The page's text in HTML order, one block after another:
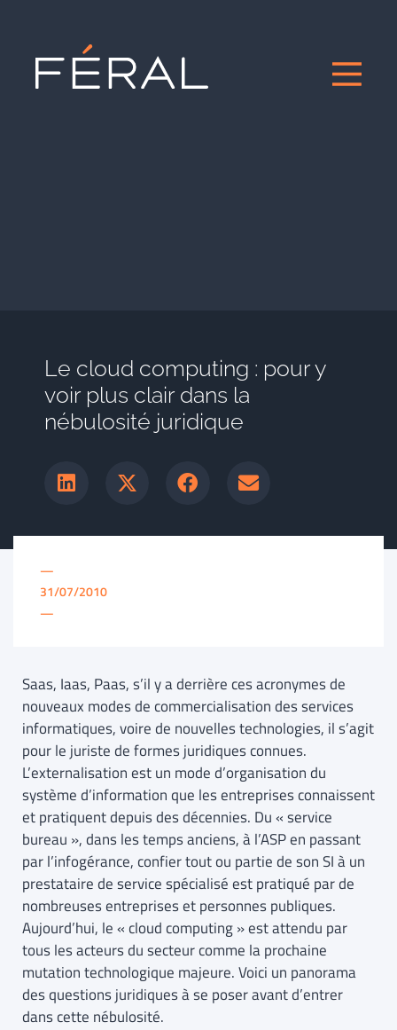
Le cloud computing : pour y
voir plus clair dans la
nébulosité juridique
—
31/07/2010
—
Saas, Iaas, Paas, s’il y a derrière ces acronymes de
nouveaux modes de commercialisation des services
informatiques, voire de nouvelles technologies, il s’agit
pour le juriste de formes juridiques connues.
L’externalisation est un mode d’organisation du
système d’information que les entreprises connaissent
et pratiquent depuis des décennies. Du « service
bureau », dans les temps anciens, à l’ASP en passant
par l’infogérance, confier tout ou partie de son SI à un
prestataire de service spécialisé est pratiqué par de
nombreuses entreprises et personnes publiques.
Aujourd’hui, le « cloud computing » est attendu par
tous les acteurs du secteur comme la prochaine
mutation technologique majeure. Voici un panorama
des questions juridiques à se poser avant d’entrer
dans cette nébulosité.